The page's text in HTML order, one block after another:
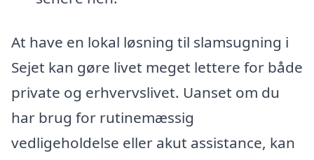
At have en lokal løsning til slamsugning i
Sejet kan gøre livet meget lettere for både
private og erhvervslivet. Uanset om du
har brug for rutinemæssig
vedligeholdelse eller akut assistance, kan